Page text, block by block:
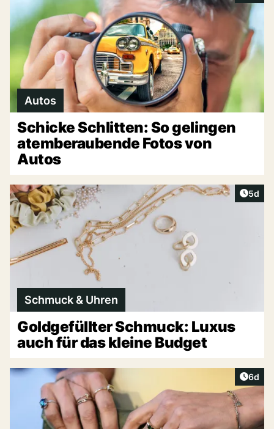
Autos
Schicke Schlitten: So gelingen
atemberaubende Fotos von
Autos
5d
Schmuck & Uhren
Goldgefüllter Schmuck: Luxus
auch für das kleine Budget
6d